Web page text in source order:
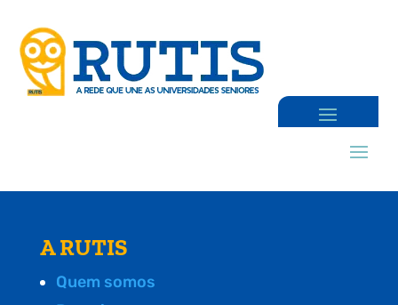
A RUTIS
Quem somos